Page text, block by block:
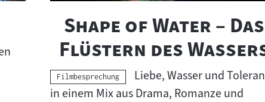
"
Shape of Water – Das
Flüstern des
Kategorie:
Filmbesprechung
Liebe, Wasser und
in einem Mix aus Drama, Romanze und